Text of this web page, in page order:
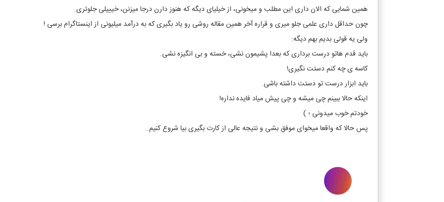
همین شمایی که الان داری این مطلب و میخونی، از خیلیای دیگه که هنوز دارن درجا میزنن، خیییلی جلوتری.
چون حداقل داری علمی جلو میری و قراره آخر همین مقاله روشی رو یاد بگیری که به درآمد میلیونی از اینستاگرام برسی !
ولی یه قولی بدیم بهم دیگه:
باید قدم هاتو درست برداری که بعدا پشیمون نشی، خسته و بی انگیزه نشی.
کاسه ی چه کنم دستت نگیری!
باید ابزار درست تو دستت داشته باشی.
اینکه حالا ببینم چی میشه و چی پیش میاد فایده نداره!
خودتم خوب میدونی ؛ )
پس حالا که واقعا میخوای موفق بشی و نتیجه عالی از کارت بگیری بیا شروع کنیم…